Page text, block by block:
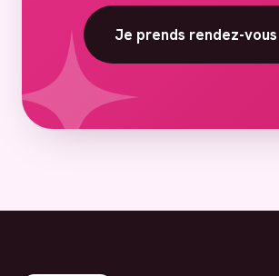
Je prends rendez-vous